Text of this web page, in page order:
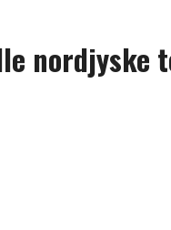
nordjyske